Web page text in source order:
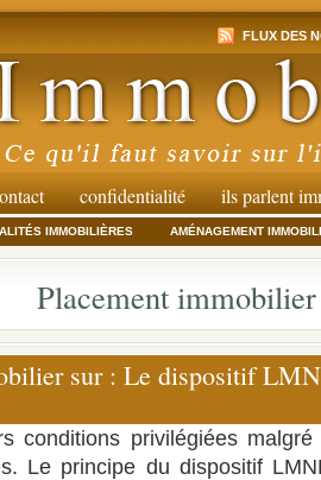
FLUX DES
confidentialité ils parlent
IMMOBILIÈRES AMÉNAGEMENT
Placement immobilier
sur : Le dispositif
conditions privilégiées
Le principe du dispositif